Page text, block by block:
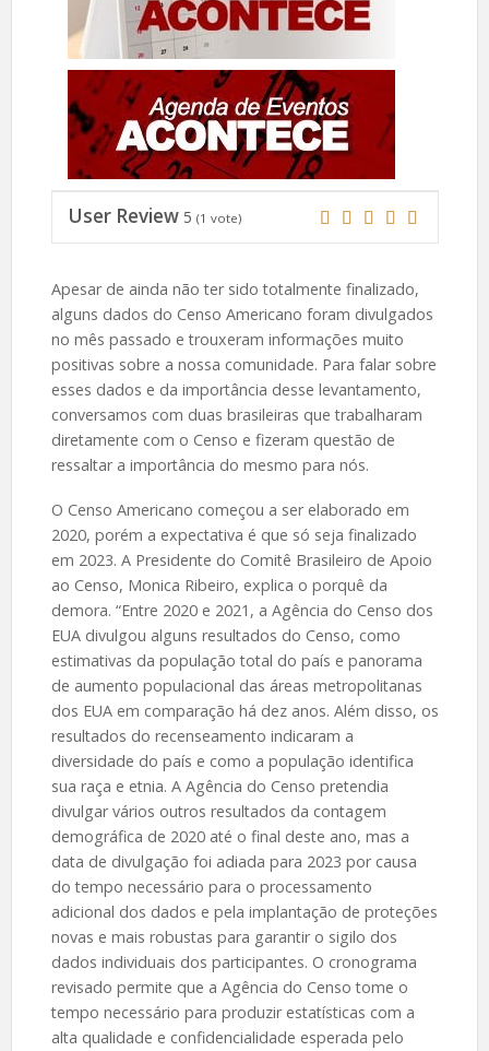
User Review 5 (1 vote)
Apesar de ainda não ter sido totalmente finalizado,
alguns dados do Censo Americano foram divulgados
no mês passado e trouxeram informações muito
positivas sobre a nossa comunidade. Para falar sobre
esses dados e da importância desse levantamento,
conversamos com duas brasileiras que trabalharam
diretamente com o Censo e fizeram questão de
ressaltar a importância do mesmo para nós.
O Censo Americano começou a ser elaborado em
2020, porém a expectativa é que só seja finalizado
em 2023. A Presidente do Comitê Brasileiro de Apoio
ao Censo, Monica Ribeiro, explica o porquê da
demora. “Entre 2020 e 2021, a Agência do Censo dos
EUA divulgou alguns resultados do Censo, como
estimativas da população total do país e panorama
de aumento populacional das áreas metropolitanas
dos EUA em comparação há dez anos. Além disso, os
resultados do recenseamento indicaram a
diversidade do país e como a população identifica
sua raça e etnia. A Agência do Censo pretendia
divulgar vários outros resultados da contagem
demográfica de 2020 até o final deste ano, mas a
data de divulgação foi adiada para 2023 por causa
do tempo necessário para o processamento
adicional dos dados e pela implantação de proteções
novas e mais robustas para garantir o sigilo dos
dados individuais dos participantes. O cronograma
revisado permite que a Agência do Censo tome o
tempo necessário para produzir estatísticas com a
alta qualidade e confidencialidade esperada pelo